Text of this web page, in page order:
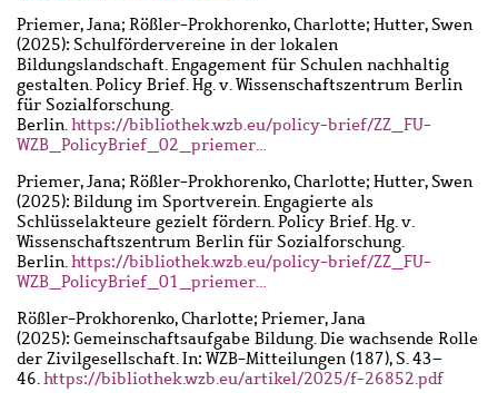
Priemer, Jana; Rößler-Prokhorenko, Charlotte; Hutter, Swen
(2025): Schulfördervereine in der lokalen
Bildungslandschaft. Engagement für Schulen nachhaltig
gestalten. Policy Brief. Hg. v. Wissenschaftszentrum Berlin
für Sozialforschung.
Berlin.https://bibliothek.wzb.eu/policy-brief/ZZ_FU-
WZB_PolicyBrief_02_priemer…
Priemer, Jana; Rößler-Prokhorenko, Charlotte; Hutter, Swen
(2025): Bildung im Sportverein. Engagierte als
Schlüsselakteure gezielt fördern. Policy Brief. Hg. v.
Wissenschaftszentrum Berlin für Sozialforschung.
Berlin.https://bibliothek.wzb.eu/policy-brief/ZZ_FU-
WZB_PolicyBrief_01_priemer…
Rößler-Prokhorenko, Charlotte; Priemer, Jana
(2025): Gemeinschaftsaufgabe Bildung. Die wachsende Rolle
der Zivilgesellschaft. In: WZB-Mitteilungen (187), S. 43–
46.https://bibliothek.wzb.eu/artikel/2025/f-26852.pdf